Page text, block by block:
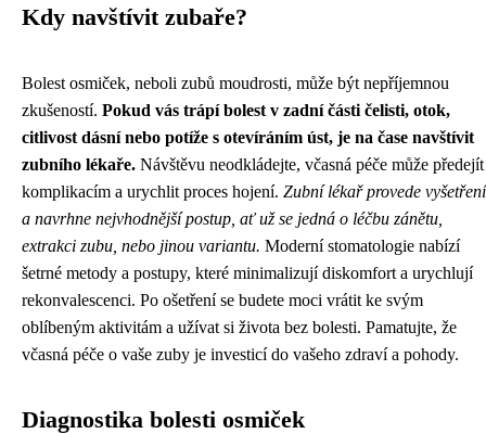
Kdy navštívit zubaře?
Bolest osmiček, neboli zubů moudrosti, může být nepříjemnou
zkušeností. Pokud vás trápí bolest v zadní části čelisti, otok,
citlivost dásní nebo potíže s otevíráním úst, je na čase navštívit
zubního lékaře. Návštěvu neodkládejte, včasná péče může předejít
komplikacím a urychlit proces hojení. Zubní lékař provede vyšetření
a navrhne nejvhodnější postup, ať už se jedná o léčbu zánětu,
extrakci zubu, nebo jinou variantu. Moderní stomatologie nabízí
šetrné metody a postupy, které minimalizují diskomfort a urychlují
rekonvalescenci. Po ošetření se budete moci vrátit ke svým
oblíbeným aktivitám a užívat si života bez bolesti. Pamatujte, že
včasná péče o vaše zuby je investicí do vašeho zdraví a pohody.
Diagnostika bolesti osmiček